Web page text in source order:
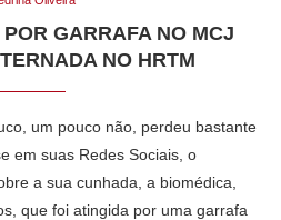
GARRAFA NO MCJ
NO HRTM
um pouco não, perdeu bastante
em suas Redes Sociais, o
a sua cunhada, a biomédica,
que foi atingida por uma garrafa